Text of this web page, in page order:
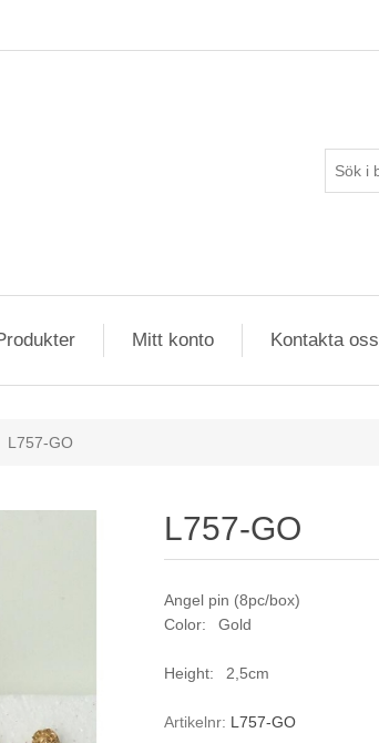
Mitt konto Kontakta oss
L757-GO
L757-GO
Angel pin (8pc/box)
Color: Gold
Height: 2,5cm
Artikelnr: L757-GO